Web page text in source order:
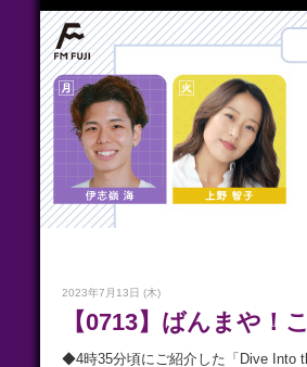
2023年7月13日 (木)
【0713】ばんまや！
◆4時35分頃にご紹介した「Dive Into